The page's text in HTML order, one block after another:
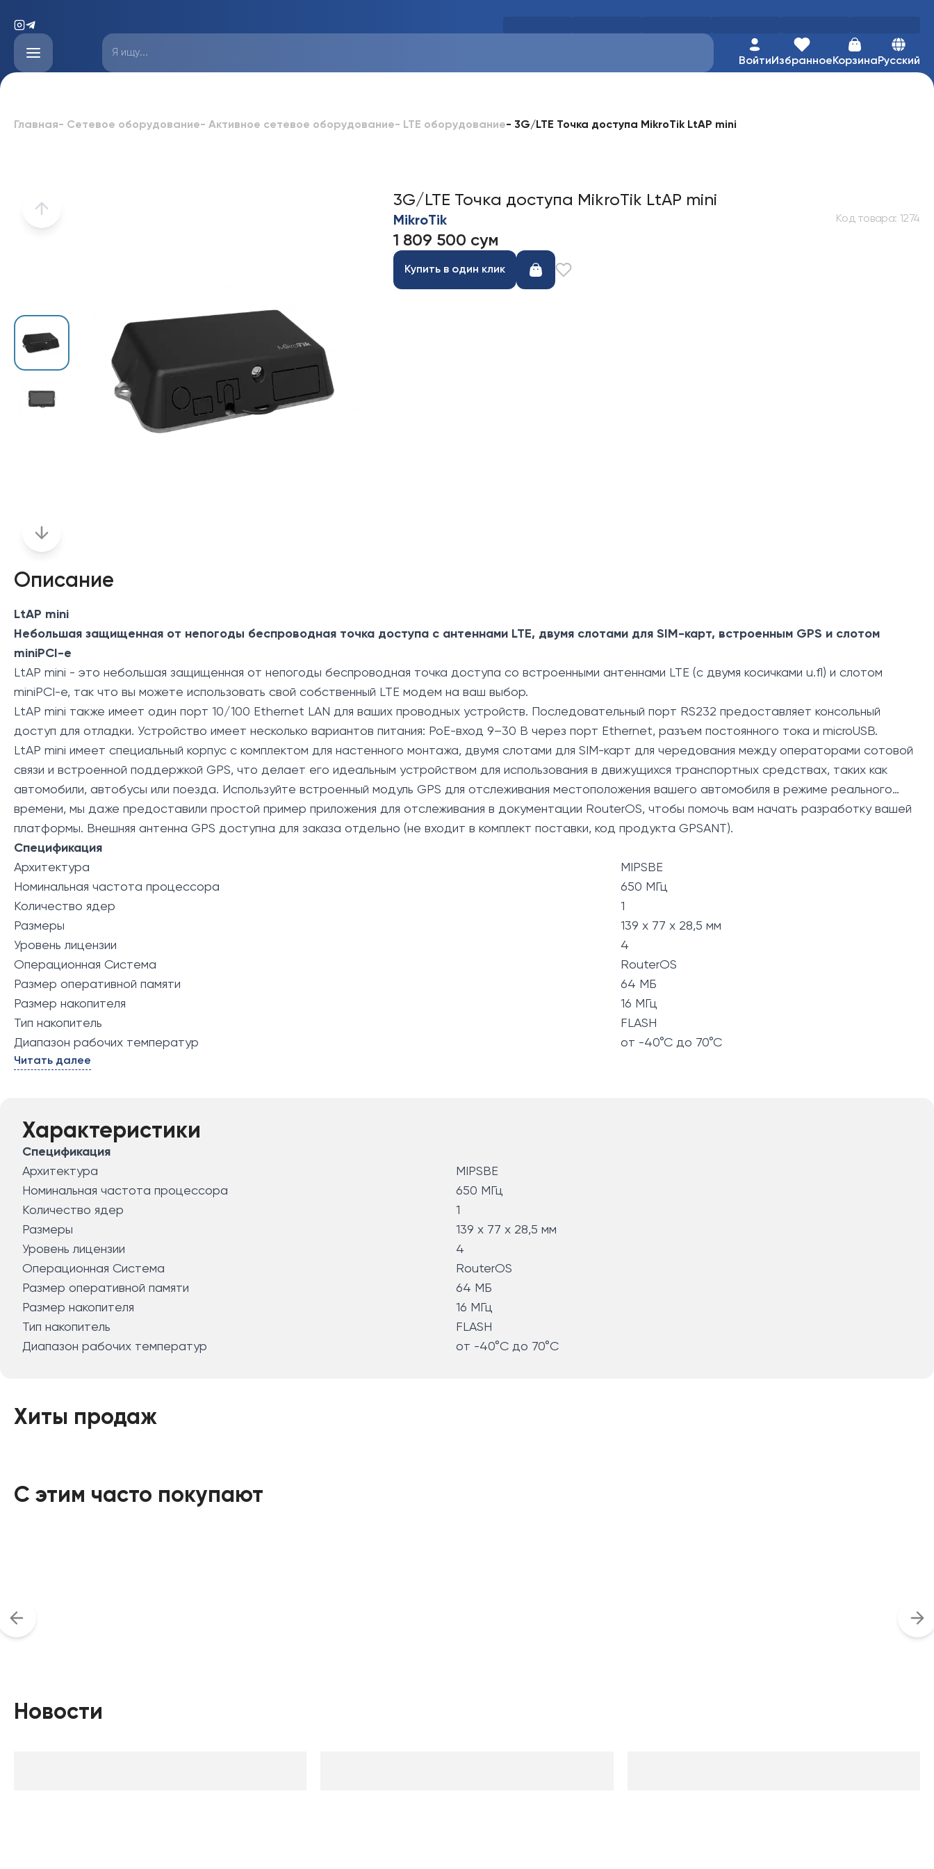
ВойтиИзбранноеКорзинаРусский
Главная- Сетевое оборудование- Активное сетевое оборудование- LTE оборудование- 3G/LTE Точка доступа MikroTik LtAP mini
3G/LTE Точка доступа MikroTik LtAP mini
MikroTik Код товара: 1274
1 809 500 сум
Купить в один клик
Описание
LtAP mini
Небольшая защищенная от непогоды беспроводная точка доступа с антеннами LTE, двумя слотами для SIM-карт, встроенным GPS и слотом
miniPCI-e
LtAP mini - это небольшая защищенная от непогоды беспроводная точка доступа со встроенными антеннами LTE (с двумя косичками u.fl) и слотом
miniPCI-e, так что вы можете использовать свой собственный LTE модем на ваш выбор.
LtAP mini также имеет один порт 10/100 Ethernet LAN для ваших проводных устройств. Последовательный порт RS232 предоставляет консольный
доступ для отладки. Устройство имеет несколько вариантов питания: PoE-вход 9–30 В через порт Ethernet, разъем постоянного тока и microUSB.
LtAP mini имеет специальный корпус с комплектом для настенного монтажа, двумя слотами для SIM-карт для чередования между операторами сотовой
связи и встроенной поддержкой GPS, что делает его идеальным устройством для использования в движущихся транспортных средствах, таких как
автомобили, автобусы или поезда. Используйте встроенный модуль GPS для отслеживания местоположения вашего автомобиля в режиме реального
времени, мы даже предоставили простой пример приложения для отслеживания в документации RouterOS, чтобы помочь вам начать разработку вашей
платформы. Внешняя антенна GPS доступна для заказа отдельно (не входит в комплект поставки, код продукта GPSANT).
Спецификация
Архитектура
MIPSBE
Номинальная частота процессора
650 МГц
Количество ядер
1
Размеры
139 x 77 x 28,5 мм
Уровень лицензии
4
Операционная Система
RouterOS
Размер оперативной памяти
64 МБ
Размер накопителя
16 МГц
Тип накопитель
FLASH
Диапазон рабочих температур
от -40°C до 70°C
Читать далее
Характеристики
Спецификация
Архитектура
MIPSBE
Номинальная частота процессора
650 МГц
Количество ядер
1
Размеры
139 x 77 x 28,5 мм
Уровень лицензии
4
Операционная Система
RouterOS
Размер оперативной памяти
64 МБ
Размер накопителя
16 МГц
Тип накопитель
FLASH
Диапазон рабочих температур
от -40°C до 70°C
Хиты продаж
С этим часто покупают
Новости